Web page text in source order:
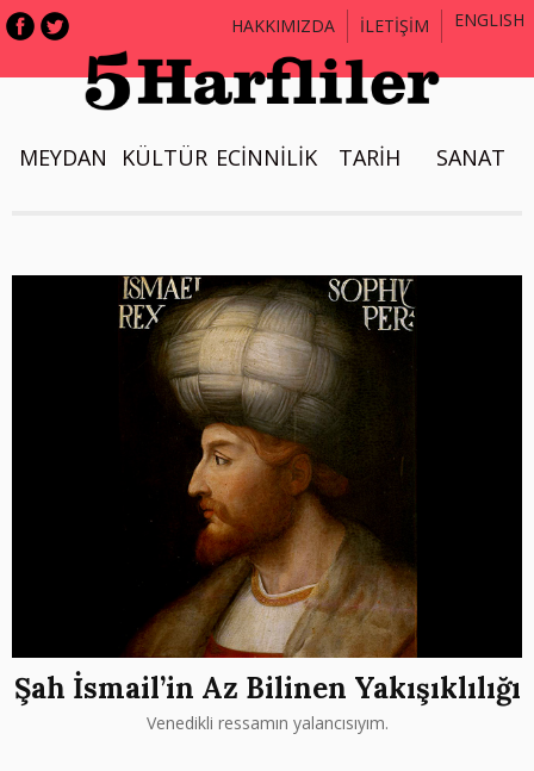
HAKKIMIZDA İLETİŞİM ENGLISH
MEYDAN KÜLTÜR ECİNNİLİK TARİH SANAT
Şah İsmail’in Az Bilinen Yakışıklılığı
Venedikli ressamın yalancısıyım.